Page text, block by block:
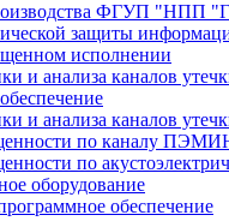
ФГУП "НПП
защиты
исполнении
и анализа каналов
и анализа каналов
по каналу
по
оборудование
обеспечение